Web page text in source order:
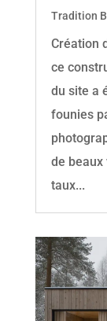
Tradition
Création
ce
du site a
founies
de
taux...